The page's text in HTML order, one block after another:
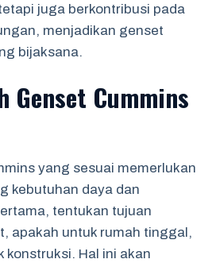
juga berkontribusi pada
menjadikan genset
bijaksana.
Genset Cummins
yang sesuai memerlukan
kebutuhan daya dan
tentukan tujuan
apakah untuk rumah tinggal,
konstruksi. Hal ini akan